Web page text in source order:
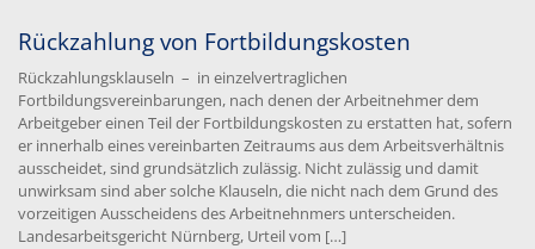
Rückzahlung von Fortbildungskosten
Rückzahlungsklauseln – in einzelvertraglichen
Fortbildungsvereinbarungen, nach denen der Arbeitnehmer dem
Arbeitgeber einen Teil der Fortbildungskosten zu erstatten hat, sofern
er innerhalb eines vereinbarten Zeitraums aus dem Arbeitsverhältnis
ausscheidet, sind grundsätzlich zulässig. Nicht zulässig und damit
unwirksam sind aber solche Klauseln, die nicht nach dem Grund des
vorzeitigen Ausscheidens des Arbeitnehnmers unterscheiden.
Landesarbeitsgericht Nürnberg, Urteil vom […]